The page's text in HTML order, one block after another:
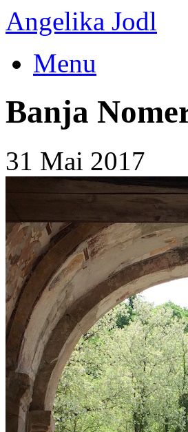
Angelika Jodl
Menu
Banja
31 Mai 2017